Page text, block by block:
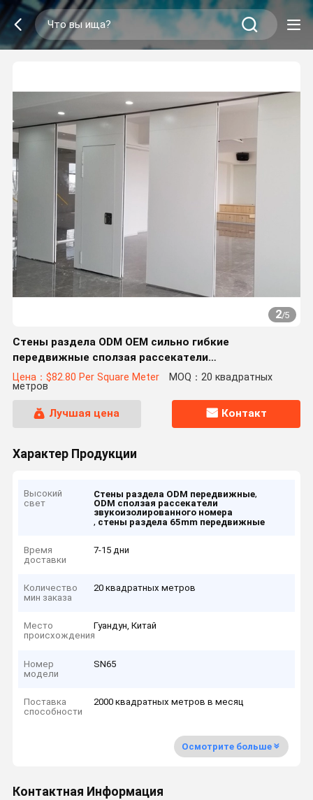
2/5
Стены раздела ODM OEM сильно гибкие
передвижные сползая рассекатели
звукоизолированного номера
Цена：$82.80 Per Square Meter MOQ：20 квадратных
метров
Лучшая цена Контакт
Характер Продукции
Высокий
свет
Стены раздела ODM передвижные,
ODM сползая рассекатели
звукоизолированного номера
, стены раздела 65mm передвижные
Время
доставки
7-15 дни
Количество
мин заказа
20 квадратных метров
Место
происхождения
Гуандун, Китай
Номер
модели
SN65
Поставка
способности
2000 квадратных метров в месяц
Осмотрите больше
Контактная Информация